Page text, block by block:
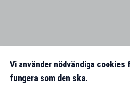
Vi använder nödvändiga cookies
fungera som den ska.